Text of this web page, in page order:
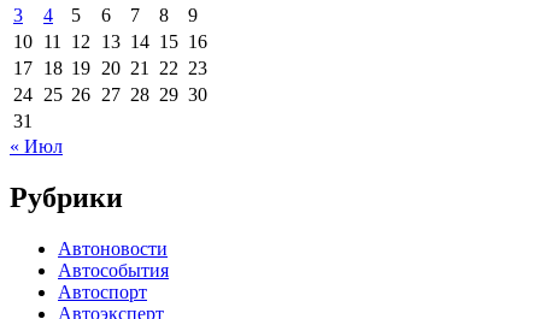
3
4 5 6 7 8
9
10 11 12 13 14 15 16
17 18 19 20 21 22 23
24 25 26 27 28 29 30
31
« Июл
Рубрики
Автоновости
Автособытия
Автоспорт
Автоэксперт